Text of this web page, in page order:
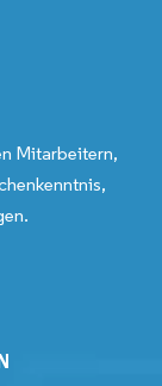
Mitarbeitern,